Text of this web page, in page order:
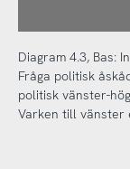
Diagram 4.3, Bas:
Fråga politisk
politisk vänster-
Varken till vänster